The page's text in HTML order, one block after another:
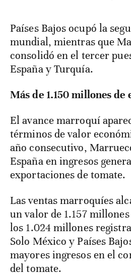
Países Bajos ocupó la
mundial, mientras que
consolidó en el tercer
España y Turquía.
Más de 1.150 millones de
El avance marroquí
términos de valor
año consecutivo,
España en ingresos
exportaciones de tomate.
Las ventas marroquíes
un valor de 1.157
los 1.024 millones
Solo México y Países
mayores ingresos en el
del tomate.